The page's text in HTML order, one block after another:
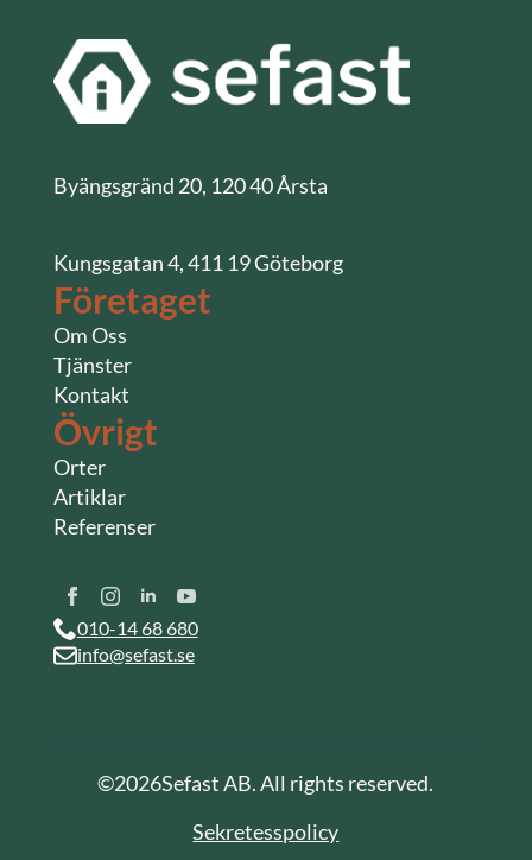
Byängsgränd 20, 120 40 Årsta
Kungsgatan 4, 411 19 Göteborg
Företaget
Om Oss
Tjänster
Kontakt
Övrigt
Orter
Artiklar
Referenser
010-14 68 680
info@sefast.se
©2026Sefast AB. All rights reserved.
Sekretesspolicy